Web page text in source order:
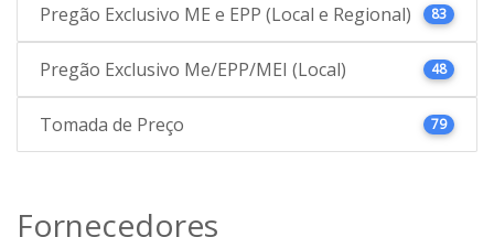
Pregão Exclusivo ME e EPP (Local e Regional) 83
Pregão Exclusivo Me/EPP/MEI (Local) 48
Tomada de Preço 79
Fornecedores